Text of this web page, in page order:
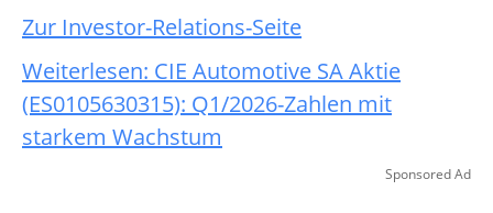
Zur Investor-Relations-Seite
Weiterlesen: CIE Automotive SA Aktie
(ES0105630315): Q1/2026-Zahlen mit
starkem Wachstum
Sponsored Ad